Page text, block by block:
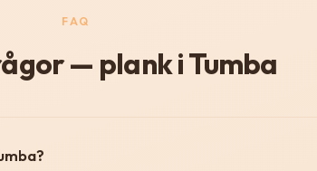
FAQ
— plank i Tumba